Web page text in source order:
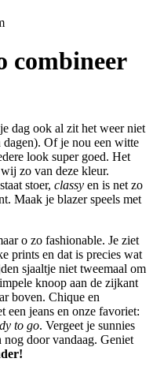
combineer
dag ook al zit het weer niet
dagen). Of je nou een witte
look super goed. Het
zo van deze kleur.
stoer, classy en is net zo
Maak je blazer speels met
o zo fashionable. Je ziet
prints en dat is precies wat
sjaaltje niet tweemaal om
knoop aan de zijkant
boven. Chique en
een jeans en onze favoriet:
to go. Vergeet je sunnies
nog door vandaag. Geniet